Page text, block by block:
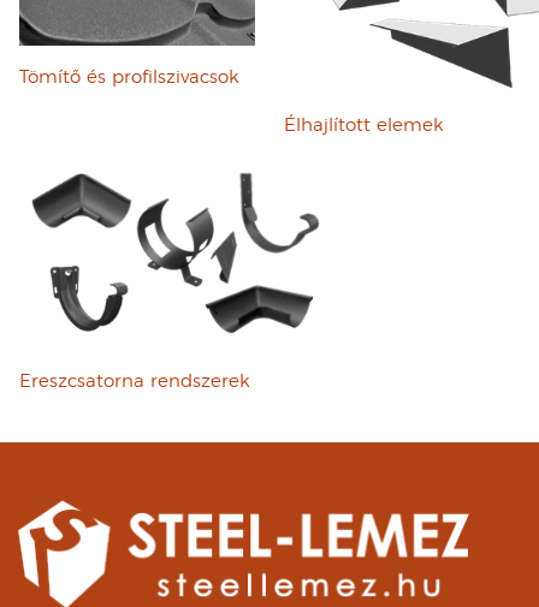
Tömítő és profilszivacsok
Élhajlított elemek
Ereszcsatorna rendszerek